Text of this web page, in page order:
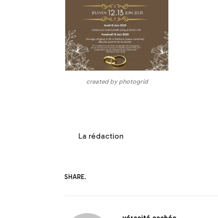
created by photogrid
La rédaction
SHARE.